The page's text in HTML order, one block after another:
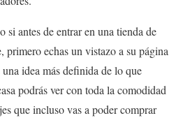
si antes de entrar en una tienda de
primero echas un vistazo a su página
idea más definida de lo que
podrás ver con toda la comodidad
que incluso vas a poder comprar